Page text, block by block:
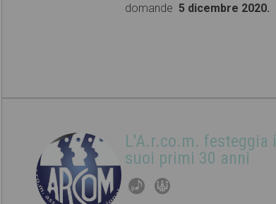
domande 5 dicembre 2020.
L'A.r.co.m. festeggia i
suoi primi 30 anni